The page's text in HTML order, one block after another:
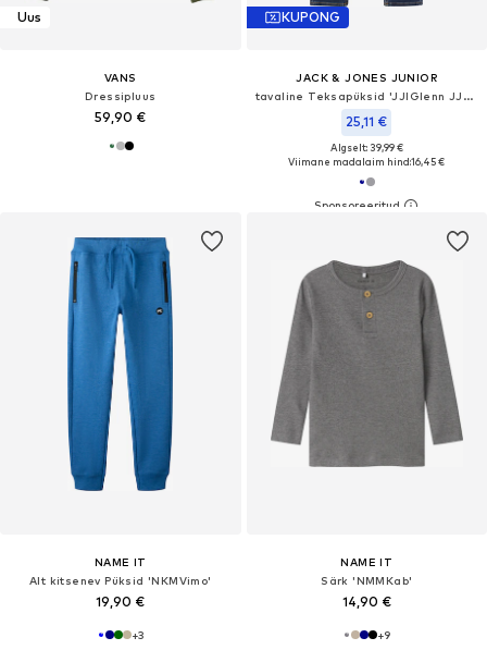
Uus
VANS
Dressipluus
59,90 €
KUPONG
JACK & JONES JUNIOR
tavaline Teksapüksid 'JJIGlenn JJOriginal'
25,11 €
Algselt: 39,99 €
Viimane madalaim hind:16,45 €
NAME IT
Alt kitsenev Püksid 'NKMVimo'
19,90 €
+3
NAME IT
Särk 'NMMKab'
14,90 €
+9